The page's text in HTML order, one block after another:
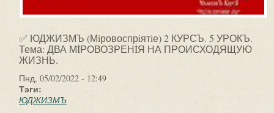
✅ ЮДЖИЗМЪ (Мiровоспрiятiе) 2 КУРСЪ. 5 УРОКЪ.
Тема: ДВА МİРОВОЗРЕНİЯ НА ПРОИСХОДЯЩУЮ
ЖИЗНЬ.
Пнд, 05/02/2022 - 12:49
Тэги:
ЮДЖИЗМЪ